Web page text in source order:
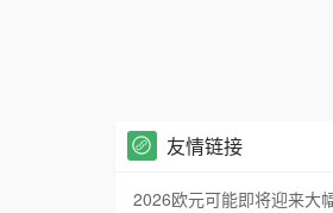
友情链接
2026欧元可能即将迎来大